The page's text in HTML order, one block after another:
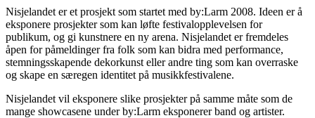
Nisjelandet er et prosjekt som startet med by:Larm 2008. Ideen er å
eksponere prosjekter som kan løfte festivalopplevelsen for
publikum, og gi kunstnere en ny arena. Nisjelandet er fremdeles
åpen for påmeldinger fra folk som kan bidra med performance,
stemningsskapende dekorkunst eller andre ting som kan overraske
og skape en særegen identitet på musikkfestivalene.
Nisjelandet vil eksponere slike prosjekter på samme måte som de
mange showcasene under by:Larm eksponerer band og artister.